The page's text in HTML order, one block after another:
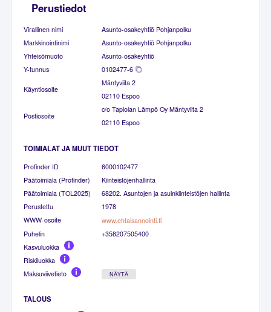
Perustiedot
Virallinen nimi
Asunto-osakeyhtiö Pohjanpolku
Markkinointinimi
Asunto-osakeyhtiö Pohjanpolku
Yhteisömuoto
Asunto-osakeyhtiö
Y-tunnus
0102477-6
Käyntiosoite
Mäntyviita 2
02110 Espoo
Postiosoite
c/o Tapiolan Lämpö Oy Mäntyviita 2
02110 Espoo
TOIMIALAT JA MUUT TIEDOT
Profinder ID
6000102477
Päätoimiala (Profinder)
Kiinteistöjenhallinta
Päätoimiala (TOL2025)
68202. Asuntojen ja asuinkiinteistöjen hallinta
Perustettu
1978
WWW-osoite
www.ehtaisannointi.fi
Puhelin
+358207505400
Kasvuluokka
Riskiluokka
Maksuviivetieto
NÄYTÄ
TALOUS